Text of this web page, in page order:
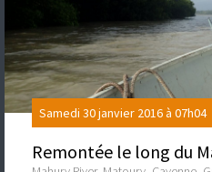
Samedi 30 janvier 2016 à 07h04
Remontée le long du